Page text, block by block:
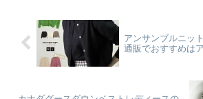
まるイベントなど
くださいね♪
座ゼリー９個入り
紹介したいと思い
で、ぜひご覧くだ
アンサンブルニッ
通販でおすすめは